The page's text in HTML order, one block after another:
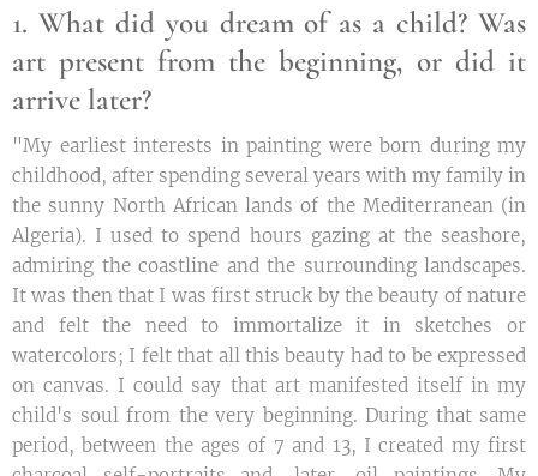
1. What did you dream of as a child? Was
art present from the beginning, or did it
arrive later?
"My earliest interests in painting were born during my
childhood, after spending several years with my family in
the sunny North African lands of the Mediterranean (in
Algeria). I used to spend hours gazing at the seashore,
admiring the coastline and the surrounding landscapes.
It was then that I was first struck by the beauty of nature
and felt the need to immortalize it in sketches or
watercolors; I felt that all this beauty had to be expressed
on canvas. I could say that art manifested itself in my
child's soul from the very beginning. During that same
period, between the ages of 7 and 13, I created my first